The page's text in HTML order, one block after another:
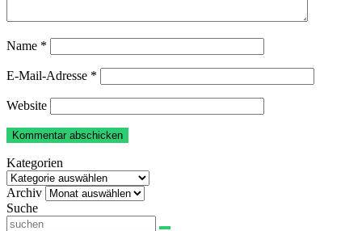
Name *
E-Mail-Adresse *
Website
Kategorien
Kategorien
Archiv Archiv
Suche